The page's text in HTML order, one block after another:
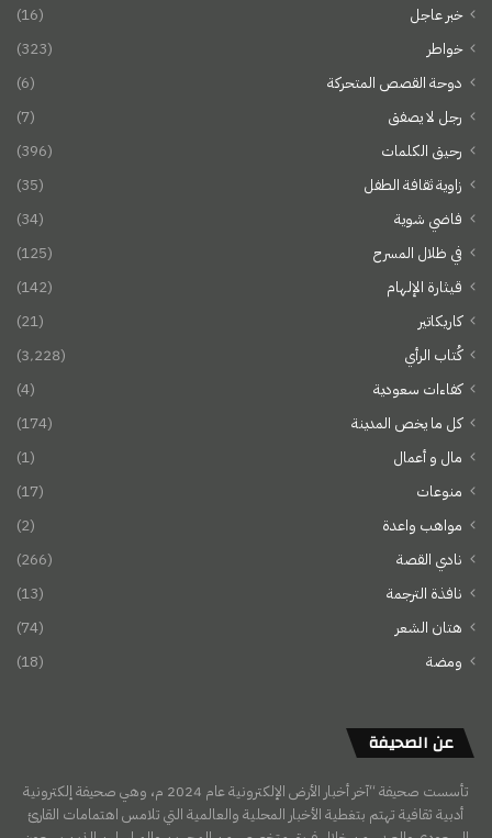
خبر عاجل
(16)
خواطر
(323)
دوحة القصص المتحركة
(6)
رجل لا يصفق
(7)
رحيق الكلمات
(396)
زاوية ثقافة الطفل
(35)
فاضي شوية
(34)
في ظلال المسرح
(125)
قيثارة الإلهام
(142)
كاريكاتير
(21)
كُتاب الرأي
(3٬228)
كفاءات سعودية
(4)
كل ما يخص المدينة
(174)
مال و أعمال
(1)
منوعات
(17)
مواهب واعدة
(2)
نادي القصة
(266)
نافذة الترجمة
(13)
هتان الشعر
(74)
ومضة
(18)
عن الصحيفة
تأسست صحيفة “آخر أخبار الأرض الإلكترونية عام 2024 م، وهي صحيفة إلكترونية
أدبية ثقافية تهتم بتغطية الأخبار المحلية والعالمية التي تلامس اهتمامات القارئ